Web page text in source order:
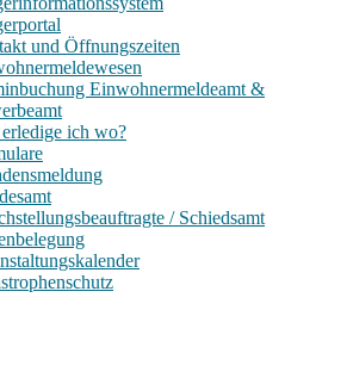
und Öffnungszeiten
Einwohnermeldeamt &
erledige ich wo?
/ Schiedsamt